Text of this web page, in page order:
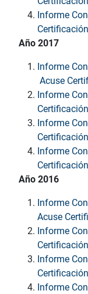
Informe
Año 2017
Informe
Acuse
Informe
Informe
Informe
Año 2016
Informe
Acuse
Informe
Informe
Informe